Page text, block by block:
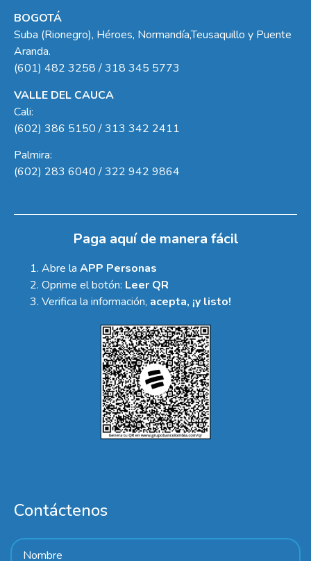
BOGOTÁ
Suba (Rionegro), Héroes, Normandía,Teusaquillo y Puente
Aranda.
(601) 482 3258 / 318 345 5773
VALLE DEL CAUCA
Cali:
(602) 386 5150 / 313 342 2411
Palmira:
(602) 283 6040 / 322 942 9864
Paga aquí de manera fácil
Abre la APP Personas
Oprime el botón: Leer QR
Verifica la información, acepta, ¡y listo!
Contáctenos